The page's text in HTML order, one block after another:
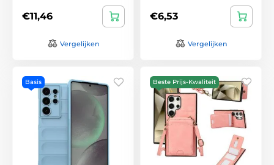
€11,46
Vergelijken
€6,53
Vergelijken
Basis Beste Prijs-Kwaliteit